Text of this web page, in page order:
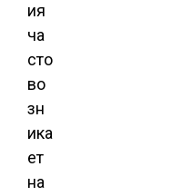
ия
ча
сто
во
зн
ика
ет
на